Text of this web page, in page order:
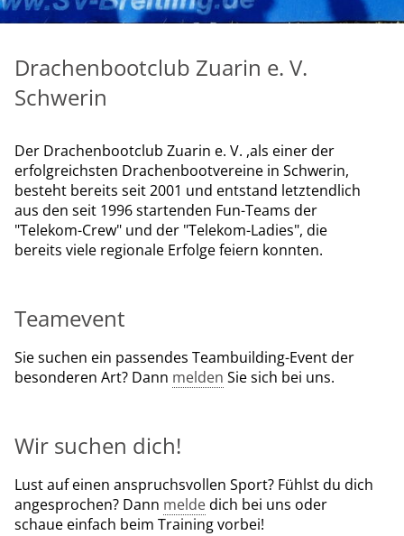
Drachenbootclub Zuarin e. V.
Schwerin
Der Drachenbootclub Zuarin e. V. ,als einer der
erfolgreichsten Drachenbootvereine in Schwerin,
besteht bereits seit 2001 und entstand letztendlich
aus den seit 1996 startenden Fun-Teams der
"Telekom-Crew" und der "Telekom-Ladies", die
bereits viele regionale Erfolge feiern konnten.
Teamevent
Sie suchen ein passendes Teambuilding-Event der
besonderen Art? Dann melden Sie sich bei uns.
Wir suchen dich!
Lust auf einen anspruchsvollen Sport? Fühlst du dich
angesprochen? Dann meldedich bei uns oder
schaue einfach beim Training vorbei!